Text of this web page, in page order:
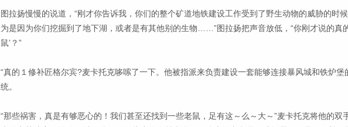
图拉扬慢慢的说道，“刚才你告诉我，你们的整个矿道地铁建设工作受到了野生动物的威胁的时
为是因为你们挖掘到了地下湖，或者是有其他别的生物……”图拉扬把声音放低，“你刚才说的真
鼠’？”
“真的１修补匠格尔宾?麦卡托克哆嗦了一下。他被指派来负责建设一套能够连接暴风城和铁炉堡
统。
“那些祸害，真是有够恶心的！我们甚至还找到一些老鼠，足有这～么～大～”麦卡托克将他的双